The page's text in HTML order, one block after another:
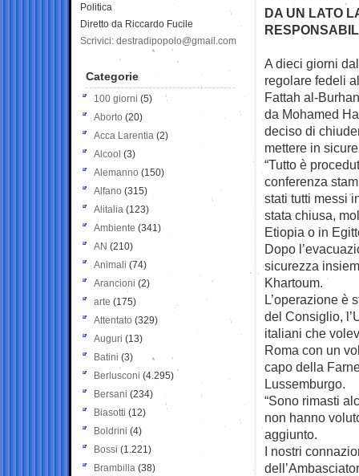
DA UN LATO
A dieci giorni
regolare fedeli
Fattah al-
da Mohamed
deciso di
mettere in
“Tutto è
conferenza
stati tutti messi
stata chiusa,
Etiopia o in
Dopo
sicurezza
Khartoum.
L’operazione è
del Consiglio,
italiani che
Roma con un
capo della
Lussemburgo.
“Sono rimasti
non hanno
aggiunto.
I nostri
Politica
Diretto da Riccardo Fucile
Scrivici: destradipopolo@gmail.com
Categorie
100 giorni (5)
Aborto (20)
Acca Larentia (2)
Alcool (3)
Alemanno (150)
Alfano (315)
Alitalia (123)
Ambiente (341)
AN (210)
Animali (74)
Arancioni (2)
arte (175)
Attentato (329)
Auguri (13)
Batini (3)
Berlusconi (4.295)
Bersani (234)
Biasotti (12)
Boldrini (4)
Bossi (1.221)
Brambilla (38)